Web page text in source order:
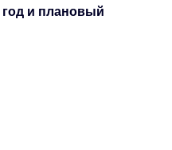
год и плановый